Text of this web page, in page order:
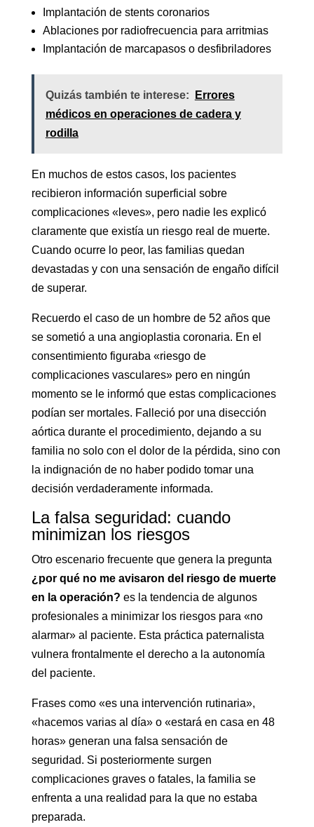
Implantación de stents coronarios
Ablaciones por radiofrecuencia para arritmias
Implantación de marcapasos o desfibriladores
Quizás también te interese:
Errores
médicos en operaciones de cadera y
rodilla
En muchos de estos casos, los pacientes
recibieron información superficial sobre
complicaciones «leves», pero nadie les explicó
claramente que existía un riesgo real de muerte.
Cuando ocurre lo peor, las familias quedan
devastadas y con una sensación de engaño difícil
de superar.
Recuerdo el caso de un hombre de 52 años que
se sometió a una angioplastia coronaria. En el
consentimiento figuraba «riesgo de
complicaciones vasculares» pero en ningún
momento se le informó que estas complicaciones
podían ser mortales. Falleció por una disección
aórtica durante el procedimiento, dejando a su
familia no solo con el dolor de la pérdida, sino con
la indignación de no haber podido tomar una
decisión verdaderamente informada.
La falsa seguridad: cuando
minimizan los riesgos
Otro escenario frecuente que genera la pregunta
¿por qué no me avisaron del riesgo de muerte
en la operación? es la tendencia de algunos
profesionales a minimizar los riesgos para «no
alarmar» al paciente. Esta práctica paternalista
vulnera frontalmente el derecho a la autonomía
del paciente.
Frases como «es una intervención rutinaria»,
«hacemos varias al día» o «estará en casa en 48
horas» generan una falsa sensación de
seguridad. Si posteriormente surgen
complicaciones graves o fatales, la familia se
enfrenta a una realidad para la que no estaba
preparada.